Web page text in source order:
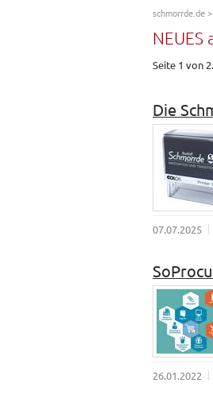
schmorrde.de>
Seite 1 von 2.
Die
07.07.2025
26.01.2022